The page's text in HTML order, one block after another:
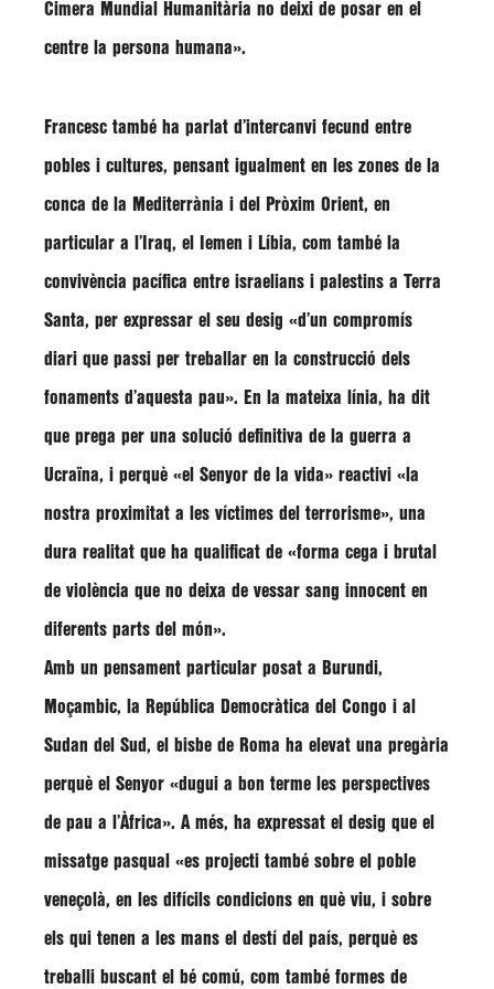
Cimera Mundial Humanitària no deixi de posar en el
centre la persona humana».
Francesc també ha parlat d’intercanvi fecund entre
pobles i cultures, pensant igualment en les zones de la
conca de la Mediterrània i del Pròxim Orient, en
particular a l’Iraq, el Iemen i Líbia, com també la
convivència pacífica entre israelians i palestins a Terra
Santa, per expressar el seu desig «d’un compromís
diari que passi per treballar en la construcció dels
fonaments d’aquesta pau». En la mateixa línia, ha dit
que prega per una solució definitiva de la guerra a
Ucraïna, i perquè «el Senyor de la vida» reactivi «la
nostra proximitat a les víctimes del terrorisme», una
dura realitat que ha qualificat de «forma cega i brutal
de violència que no deixa de vessar sang innocent en
diferents parts del món».
Amb un pensament particular posat a Burundi,
Moçambic, la República Democràtica del Congo i al
Sudan del Sud, el bisbe de Roma ha elevat una pregària
perquè el Senyor «dugui a bon terme les perspectives
de pau a l’Àfrica». A més, ha expressat el desig que el
missatge pasqual «es projecti també sobre el poble
veneçolà, en les difícils condicions en què viu, i sobre
els qui tenen a les mans el destí del país, perquè es
treballi buscant el bé comú, com també formes de